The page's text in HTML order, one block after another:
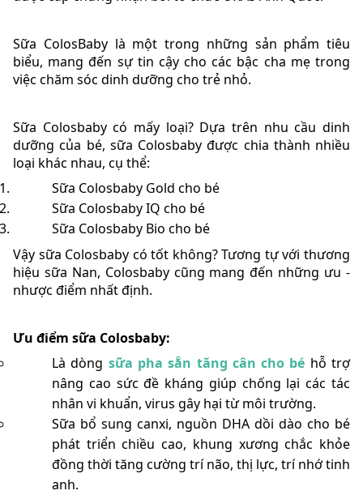
Sữa ColosBaby là một trong những sản phẩm tiêu
biểu, mang đến sự tin cậy cho các bậc cha mẹ trong
việc chăm sóc dinh dưỡng cho trẻ nhỏ.
Sữa Colosbaby có mấy loại? Dựa trên nhu cầu dinh
dưỡng của bé, sữa Colosbaby được chia thành nhiều
loại khác nhau, cụ thể:
Sữa Colosbaby Gold cho bé
Sữa Colosbaby IQ cho bé
Sữa Colosbaby Bio cho bé
Vậy sữa Colosbaby có tốt không? Tương tự với thương
hiệu sữa Nan, Colosbaby cũng mang đến những ưu -
nhược điểm nhất định.
Ưu điểm sữa Colosbaby:
Là dòng sữa pha sẵn tăng cân cho bé hỗ trợ
nâng cao sức đề kháng giúp chống lại các tác
nhân vi khuẩn, virus gây hại từ môi trường.
Sữa bổ sung canxi, nguồn DHA dồi dào cho bé
phát triển chiều cao, khung xương chắc khỏe
đồng thời tăng cường trí não, thị lực, trí nhớ tinh
anh.